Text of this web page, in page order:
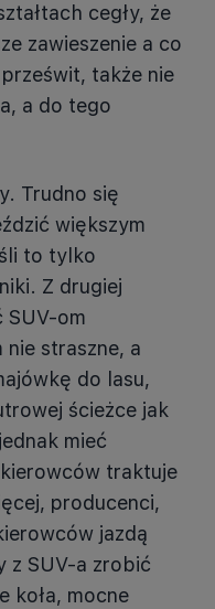
cegły, że
zawieszenie a co
także nie
a do tego
Trudno się
większym
to tylko
Z drugiej
SUV-om
straszne, a
do lasu,
ścieżce jak
mieć
traktuje
producenci,
jazdą
z SUV-a zrobić
koła, mocne